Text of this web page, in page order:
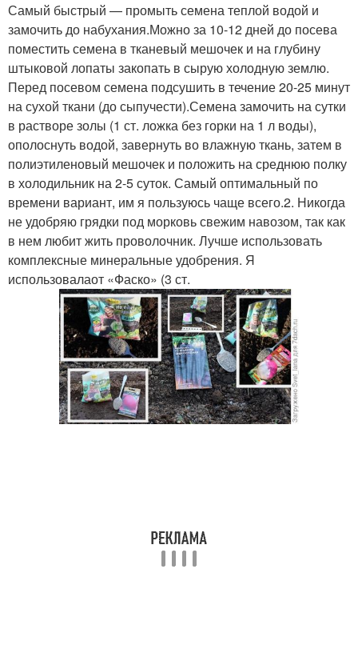
Самый быстрый — промыть семена теплой водой и
замочить до набухания.Можно за 10-12 дней до посева
поместить семена в тканевый мешочек и на глубину
штыковой лопаты закопать в сырую холодную землю.
Перед посевом семена подсушить в течение 20-25 минут
на сухой ткани (до сыпучести).Семена замочить на сутки
в растворе золы (1 ст. ложка без горки на 1 л воды),
ополоснуть водой, завернуть во влажную ткань, затем в
полиэтиленовый мешочек и положить на среднюю полку
в холодильник на 2-5 суток. Самый оптимальный по
времени вариант, им я пользуюсь чаще всего.2. Никогда
не удобряю грядки под морковь свежим навозом, так как
в нем любит жить проволочник. Лучше использовать
комплексные минеральные удобрения. Я
использовалаот «Фаско» (3 ст.